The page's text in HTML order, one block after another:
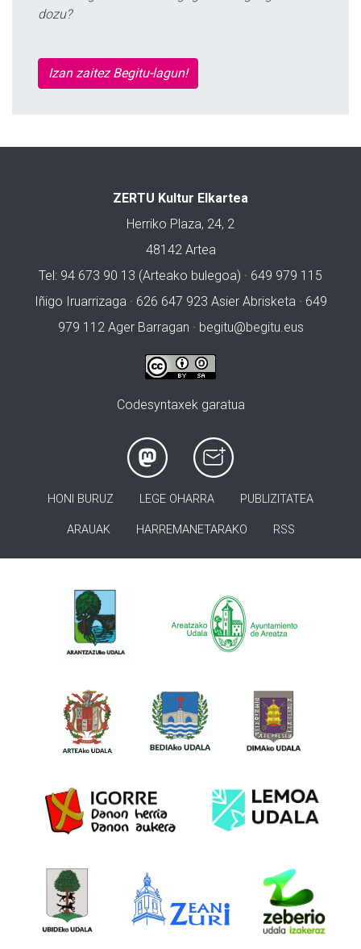
dozu?
Izan zaitez Begitu-lagun!
ZERTU Kultur Elkartea
Herriko Plaza, 24, 2
48142 Artea
Tel: 94 673 90 13 (Arteako bulegoa) · 649 979 115
Iñigo Iruarrizaga · 626 647 923 Asier Abrisketa · 649
979 112 Ager Barragan · begitu@begitu.eus
Codesyntaxek garatua
HONI BURUZ LEGE OHARRA PUBLIZITATEA
ARAUAK HARREMANETARAKO RSS